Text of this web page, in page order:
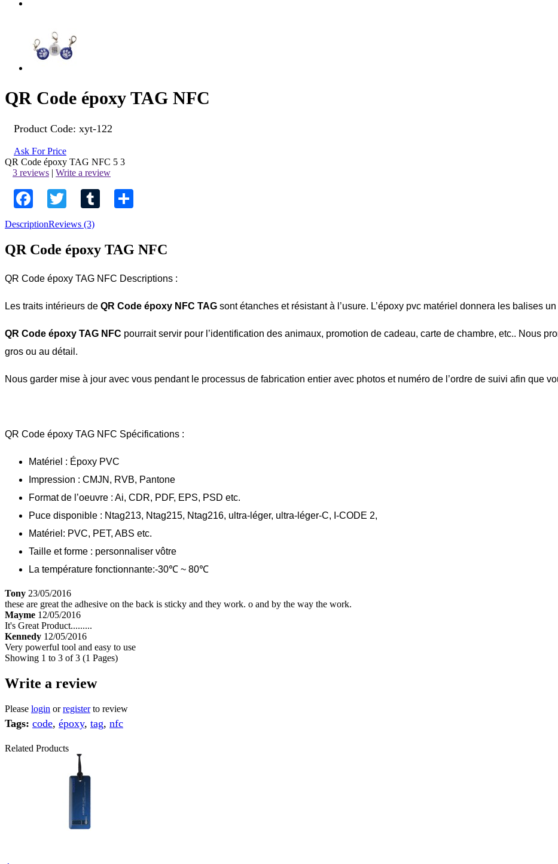
QR Code époxy TAG NFC
Product Code: xyt-122
Ask For Price
QR Code époxy TAG NFC 5 3
3 reviews | Write a review
Facebook Twitter Tumblr
DescriptionReviews (3)
QR Code époxy TAG NFC
QR Code époxy TAG NFC Descriptions :
Les traits intérieurs de QR Code époxy NFC TAG sont étanches et résistant à l’usure. L’époxy pvc matériel donnera les balises
QR Code époxy TAG NFC pourrait servir pour l’identification des animaux, promotion de cadeau, carte de chambre, etc.. Nous
gros ou au détail.
Nous garder mise à jour avec vous pendant le processus de fabrication entier avec photos et numéro de l’ordre de suivi afin que
QR Code époxy TAG NFC Spécifications :
Matériel : Époxy PVC
Impression : CMJN, RVB, Pantone
Format de l’oeuvre : Ai, CDR, PDF, EPS, PSD etc.
Puce disponible : Ntag213, Ntag215, Ntag216, ultra-léger, ultra-léger-C, I-CODE 2,
Matériel: PVC, PET, ABS etc.
Taille et forme : personnaliser vôtre
La température fonctionnante:-30℃ ~ 80℃
Tony 23/05/2016
these are great the adhesive on the back is sticky and they work. o and by the way the work.
Mayme 12/05/2016
It's Great Product.........
Kennedy 12/05/2016
Very powerful tool and easy to use
Showing 1 to 3 of 3 (1 Pages)
Write a review
Please login orregisterto review
Tags: code, époxy, tag, nfc
Related Products